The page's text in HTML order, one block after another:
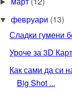
►
▼февруари (13)
Сладки гумени
Уроче за 3D
Как сами да си
Big Shot ...